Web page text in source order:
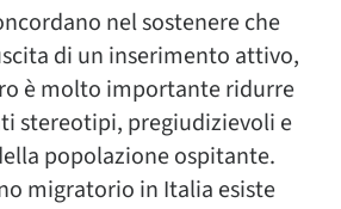
nel sostenere che
di un inserimento attivo,
è molto importante ridurre
stereotipi, pregiudizievoli e
popolazione ospitante.
migratorio in Italia esiste